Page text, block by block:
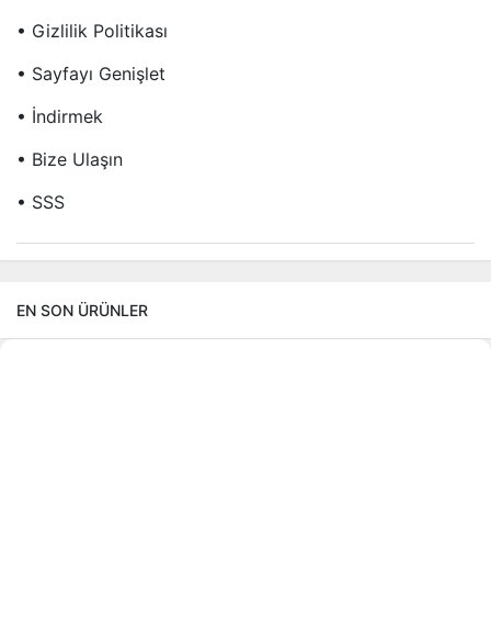
• Gizlilik Politikası
• Sayfayı Genişlet
• İndirmek
• Bize Ulaşın
• SSS
EN SON ÜRÜNLER